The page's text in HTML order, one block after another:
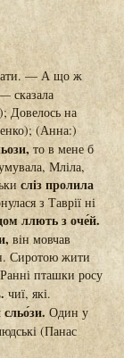
— А що ж
сказала
Довелось на
(Анна:)
то в мене б
Мліла,
сліз пролила
з Таврії ні
ллють з оче́й.
він мовчав
Сиротою жити
пташки росу
чиї, які.
Один у
(Панас